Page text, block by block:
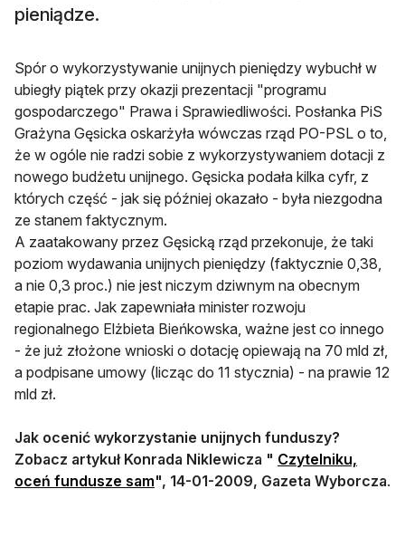
pieniądze.
Spór o wykorzystywanie unijnych pieniędzy wybuchł w
ubiegły piątek przy okazji prezentacji "programu
gospodarczego" Prawa i Sprawiedliwości. Posłanka PiS
Grażyna Gęsicka oskarżyła wówczas rząd PO-PSL o to,
że w ogóle nie radzi sobie z wykorzystywaniem dotacji z
nowego budżetu unijnego. Gęsicka podała kilka cyfr, z
których część - jak się później okazało - była niezgodna
ze stanem faktycznym.
A zaatakowany przez Gęsicką rząd przekonuje, że taki
poziom wydawania unijnych pieniędzy (faktycznie 0,38,
a nie 0,3 proc.) nie jest niczym dziwnym na obecnym
etapie prac. Jak zapewniała minister rozwoju
regionalnego Elżbieta Bieńkowska, ważne jest co innego
- że już złożone wnioski o dotację opiewają na 70 mld zł,
a podpisane umowy (licząc do 11 stycznia) - na prawie 12
mld zł.
Jak ocenić wykorzystanie unijnych funduszy?
Zobacz artykuł Konrada Niklewicza " Czytelniku,
oceń fundusze sam", 14-01-2009, Gazeta Wyborcza.